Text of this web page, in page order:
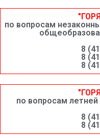
по вопросам
8
8
8
по вопросам
8
8